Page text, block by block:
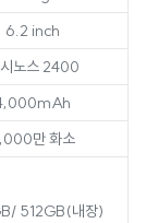
6.2 inch
노스 2400
만 화소
512GB(내장)